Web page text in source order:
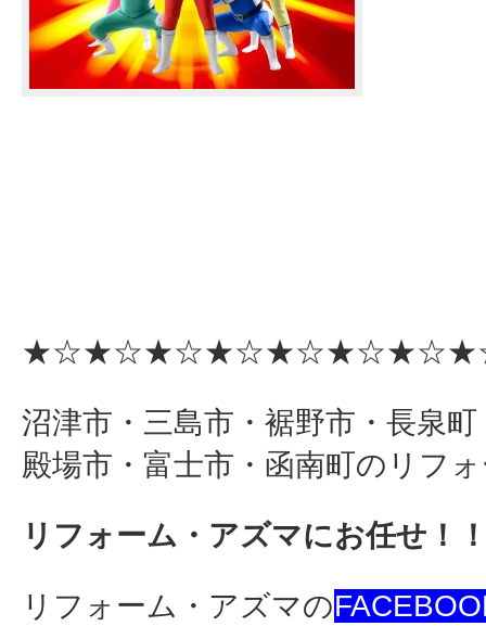
沼津市・三島市・裾野市・長泉
殿場市・富士市・函南町のリフ
リフォーム・アズマにお任せ！
リフォーム・アズマの